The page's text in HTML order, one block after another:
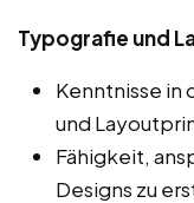
Typografie und
Kenntnisse in
und
Fähigkeit,
Designs zu